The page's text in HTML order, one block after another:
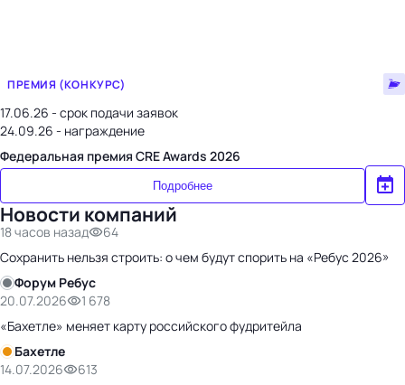
ПРЕМИЯ (КОНКУРС)
17.06.26 - срок подачи заявок
24.09.26 - награждение
Федеральная премия CRE Awards 2026
Подробнее
Новости компаний
18 часов назад
64
Сохранить нельзя строить: о чем будут спорить на «Ребус 2026»
Форум Ребус
20.07.2026
1 678
«Бахетле» меняет карту российского фудритейла
Бахетле
14.07.2026
613